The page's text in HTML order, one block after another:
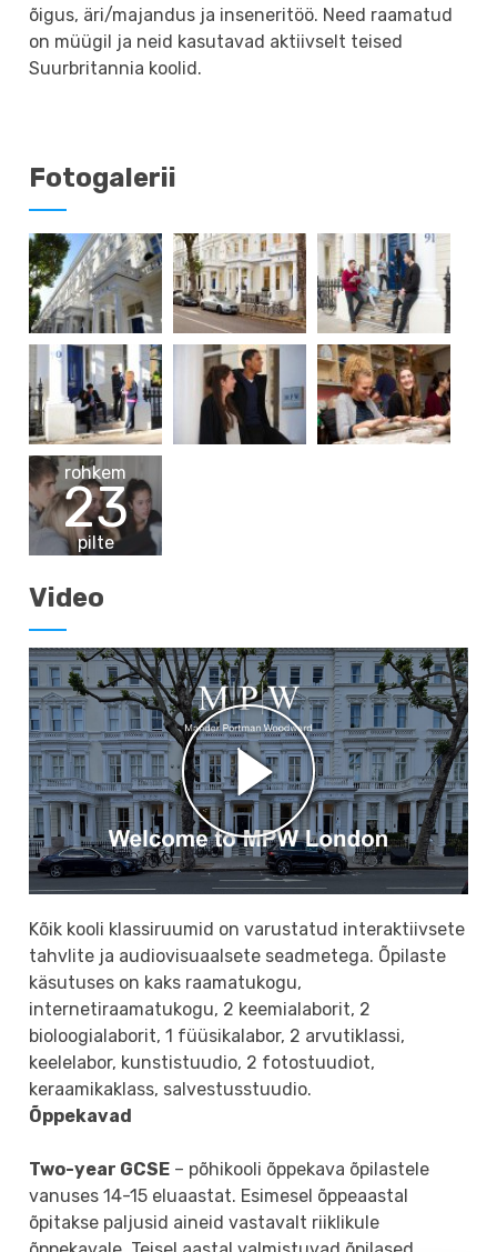
õigus, äri/majandus ja inseneritöö. Need raamatud
on müügil ja neid kasutavad aktiivselt teised
Suurbritannia koolid.
Fotogalerii
rohkem
23
pilte
Video
Kõik kooli klassiruumid on varustatud interaktiivsete
tahvlite ja audiovisuaalsete seadmetega. Õpilaste
käsutuses on kaks raamatukogu,
internetiraamatukogu, 2 keemialaborit, 2
bioloogialaborit, 1 füüsikalabor, 2 arvutiklassi,
keelelabor, kunstistuudio, 2 fotostuudiot,
keraamikaklass, salvestusstuudio.
Õppekavad
Two-year GCSE – põhikooli õppekava õpilastele
vanuses 14-15 eluaastat. Esimesel õppeaastal
õpitakse paljusid aineid vastavalt riiklikule